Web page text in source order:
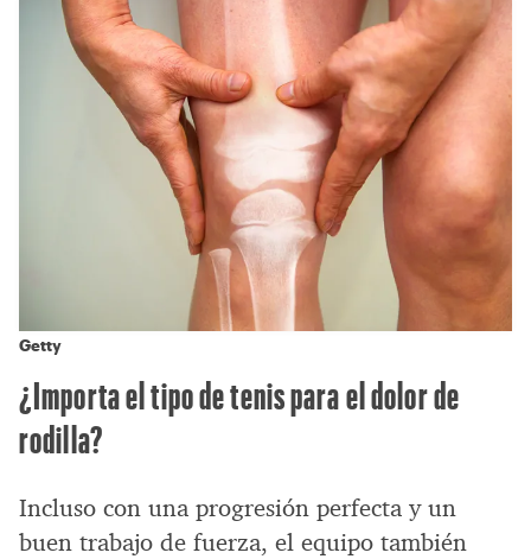
Getty
¿Importa el tipo de tenis para el dolor de
rodilla?
Incluso con una progresión perfecta y un
buen trabajo de fuerza, el equipo también